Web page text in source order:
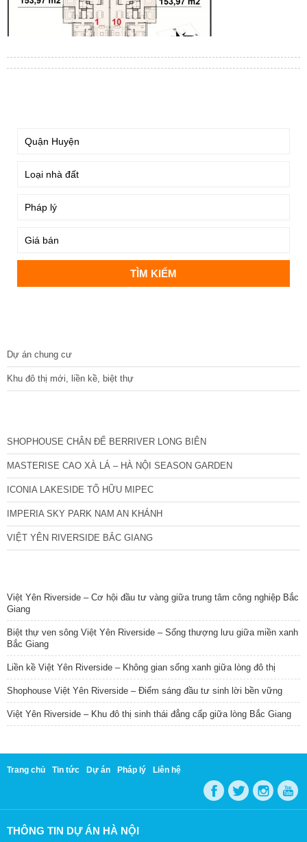
Dự án chung cư
Khu đô thị mới, liền kề, biệt thự
SHOPHOUSE CHÂN ĐẾ BERRIVER LONG BIÊN
MASTERISE CAO XÀ LÁ – HÀ NỘI SEASON GARDEN
ICONIA LAKESIDE TỐ HỮU MIPEC
IMPERIA SKY PARK NAM AN KHÁNH
VIỆT YÊN RIVERSIDE BẮC GIANG
Việt Yên Riverside – Cơ hội đầu tư vàng giữa trung tâm công nghiệp Bắc
Giang
Biệt thự ven sông Việt Yên Riverside – Sống thượng lưu giữa miền xanh
Bắc Giang
Liền kề Việt Yên Riverside – Không gian sống xanh giữa lòng đô thị
Shophouse Việt Yên Riverside – Điểm sáng đầu tư sinh lời bền vững
Việt Yên Riverside – Khu đô thị sinh thái đẳng cấp giữa lòng Bắc Giang
Trang chủ Tin tức Dự án Pháp lý Liên hệ
THÔNG TIN DỰ ÁN HÀ NỘI